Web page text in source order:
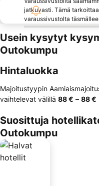
jatkuvasti. Tämä
varaussivustolta
Usein kysytyt
Outokumpu
Hintaluokka
Majoitustyypin
vaihtelevat välillä ‎88 € – ‎88 €
Suosittuja
Outokumpu